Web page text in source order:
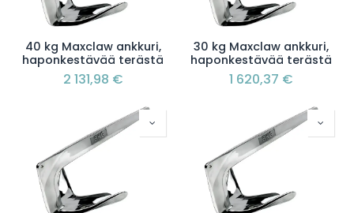
40 kg Maxclaw ankkuri,
haponkestävää terästä
2 131,98 €
30 kg Maxclaw ankkuri,
haponkestävää terästä
1 620,37 €